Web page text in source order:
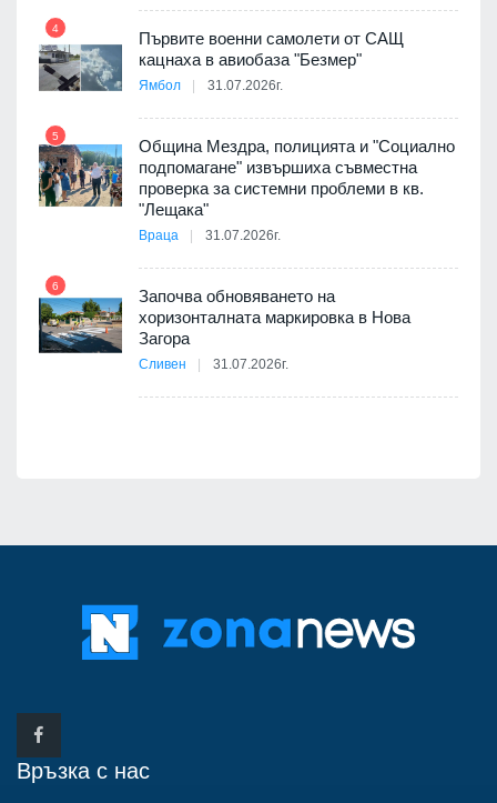
4
Първите военни самолети от САЩ
кацнаха в авиобаза "Безмер"
Ямбол 31.07.2026г.
5
Община Мездра, полицията и "Социално
подпомагане" извършиха съвместна
проверка за системни проблеми в кв.
"Лещака"
Враца 31.07.2026г.
6
Започва обновяването на
хоризонталната маркировка в Нова
Загора
Сливен 31.07.2026г.
Връзка с нас